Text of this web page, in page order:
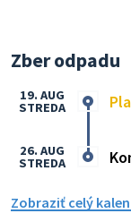
Zber odpadu
19. AUG
STREDA
26. AUG
STREDA
Zobraziť celý